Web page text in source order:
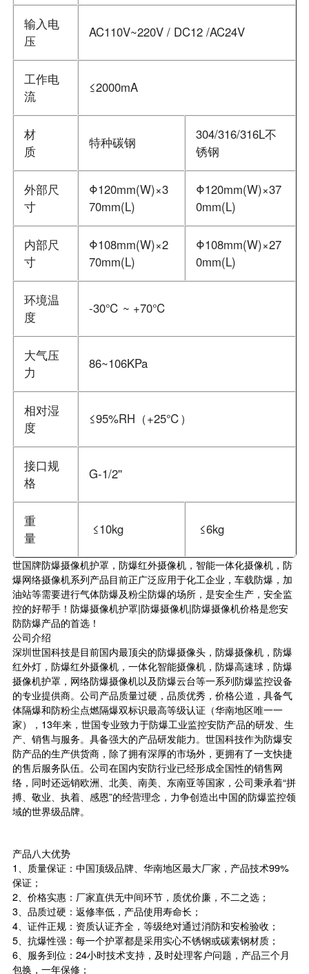
输入电
压
AC110V~220V / DC12 /AC24V
工作电
流
≤2000mA
材
质
特种碳钢
304/316/316L不
锈钢
外部尺
寸
Φ120mm(W)×3
70mm(L)
Φ120mm(W)×37
0mm(L)
内部尺
寸
Φ108mm(W)×2
70mm(L)
Φ108mm(W)×27
0mm(L)
环境温
度
-30℃ ~ +70℃
大气压
力
86~106KPa
相对湿
度
≤95%RH（+25℃）
接口规
格
G-1/2''
重
量
≤10kg ≤6kg
世国牌防爆摄像机护罩，防爆红外摄像机，智能一体化摄像机，防
爆网络摄像机系列产品目前正广泛应用于化工企业，车载防爆，加
油站等需要进行气体防爆及粉尘防爆的场所，是安全生产，安全监
控的好帮手！防爆摄像机护罩|防爆摄像机|防爆摄像机价格是您安
防防爆产品的首选！
公司介绍
深圳世国科技是目前国内最顶尖的防爆摄像头，防爆摄像机，防爆
红外灯，防爆红外摄像机，一体化智能摄像机，防爆高速球，防爆
摄像机护罩，网络防爆摄像机以及防爆云台等一系列防爆监控设备
的专业提供商。公司产品质量过硬，品质优秀，价格公道，具备气
体隔爆和防粉尘点燃隔爆双标识最高等级认证（华南地区唯一一
家），13年来，世国专业致力于防爆工业监控安防产品的研发、生
产、销售与服务。具备强大的产品研发能力。世国科技作为防爆安
防产品的生产供货商，除了拥有深厚的市场外，更拥有了一支快捷
的售后服务队伍。公司在国内安防行业已经形成全国性的销售网
络，同时还远销欧洲、北美、南美、东南亚等国家，公司秉承着“拼
搏、敬业、执着、感恩”的经营理念，力争创造出中国的防爆监控领
域的世界级品牌。
产品八大优势
1、质量保证：中国顶级品牌、华南地区最大厂家，产品技术99%
保证；
2、价格实惠：厂家直供无中间环节，质优价廉，不二之选；
3、品质过硬：返修率低，产品使用寿命长；
4、证件正规：资质认证齐全，等级绝对通过消防和安检验收；
5、抗爆性强：每一个护罩都是采用实心不锈钢或碳素钢材质；
6、服务到位：24小时技术支持，及时处理客户问题，产品三个月
包换，一年保修；